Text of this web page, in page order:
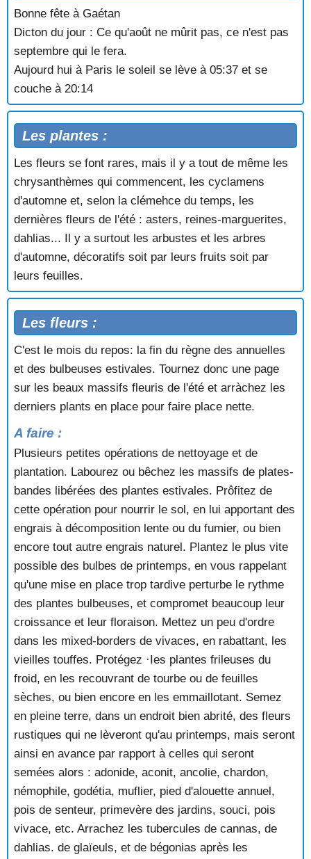
Bonne fête à Gaétan
Dicton du jour : Ce qu'août ne mûrit pas, ce n'est pas
septembre qui le fera.
Aujourd hui à Paris le soleil se lève à 05:37 et se
couche à 20:14
Les plantes :
Les fleurs se font rares, mais il y a tout de même les
chrysanthèmes qui commencent, les cyclamens
d'automne et, selon la clémehce du temps, les
dernières fleurs de l'été : asters, reines-marguerites,
dahlias... Il y a surtout les arbustes et les arbres
d'automne, décoratifs soit par leurs fruits soit par
leurs feuilles.
Les fleurs :
C'est le mois du repos: la fin du règne des annuelles
et des bulbeuses estivales. Tournez donc une page
sur les beaux massifs fleuris de l'été et arràchez les
derniers plants en place pour faire place nette.
A faire :
Plusieurs petites opérations de nettoyage et de
plantation. Labourez ou bêchez les massifs de plates-
bandes libérées des plantes estivales. Prôfitez de
cette opération pour nourrir le sol, en lui apportant des
engrais à décomposition lente ou du fumier, ou bien
encore tout autre engrais naturel. Plantez le plus vite
possible des bulbes de printemps, en vous rappelant
qu'une mise en place trop tardive perturbe le rythme
des plantes bulbeuses, et compromet beaucoup leur
croissance et leur floraison. Mettez un peu d'ordre
dans les mixed-borders de vivaces, en rabattant, les
vieilles touffes. Protégez ·Ies plantes frileuses du
froid, en les recouvrant de tourbe ou de feuilles
sèches, ou bien encore en les emmaillotant. Semez
en pleine terre, dans un endroit bien abrité, des fleurs
rustiques qui ne lèveront qu'au printemps, mais seront
ainsi en avance par rapport à celles qui seront
semées alors : adonide, aconit, ancolie, chardon,
némophile, godétia, muflier, pied d'alouette annuel,
pois de senteur, primevère des jardins, souci, pois
vivace, etc. Arrachez les tubercules de cannas, de
dahlias. de glaïeuls, et de bégonias après les